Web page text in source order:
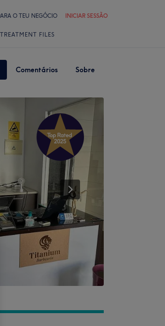
O TEU NEGÓCIO INICIAR SESSÃO
FILES
Comentários Sobre